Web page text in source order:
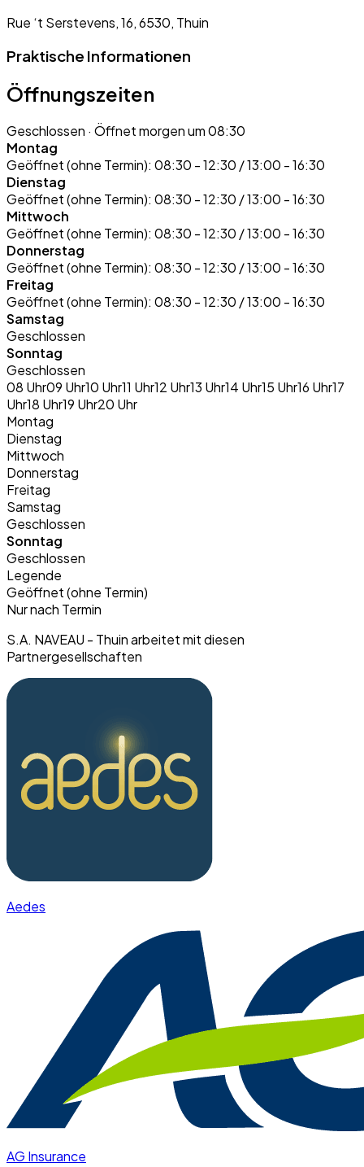
Rue ‘t Serstevens, 16, 6530, Thuin
Praktische Informationen
Öffnungszeiten
Geschlossen · Öffnet morgen um 08:30
Montag
Geöffnet (ohne Termin): 08:30 - 12:30 / 13:00 - 16:30
Dienstag
Geöffnet (ohne Termin): 08:30 - 12:30 / 13:00 - 16:30
Mittwoch
Geöffnet (ohne Termin): 08:30 - 12:30 / 13:00 - 16:30
Donnerstag
Geöffnet (ohne Termin): 08:30 - 12:30 / 13:00 - 16:30
Freitag
Geöffnet (ohne Termin): 08:30 - 12:30 / 13:00 - 16:30
Samstag
Geschlossen
Sonntag
Geschlossen
08 Uhr09 Uhr10 Uhr11 Uhr12 Uhr13 Uhr14 Uhr15 Uhr16 Uhr17
Uhr18 Uhr19 Uhr20 Uhr
Montag
Dienstag
Mittwoch
Donnerstag
Freitag
Samstag
Geschlossen
Sonntag
Geschlossen
Legende
Geöffnet (ohne Termin)
Nur nach Termin
S.A. NAVEAU - Thuin arbeitet mit diesen
Partnergesellschaften
Aedes
AG Insurance